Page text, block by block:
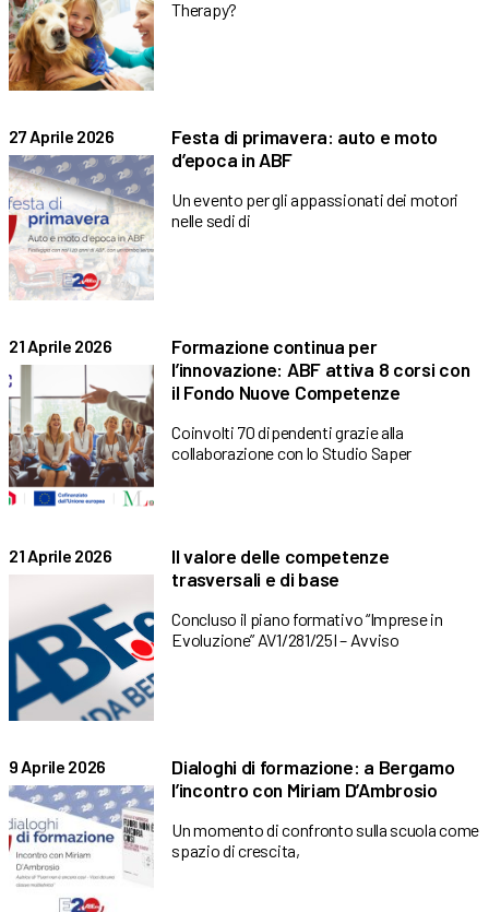
Therapy?
27 Aprile 2026
Festa di primavera: auto e moto
d’epoca in ABF
Un evento per gli appassionati dei motori
nelle sedi di
21 Aprile 2026
Formazione continua per
l’innovazione: ABF attiva 8 corsi con
il Fondo Nuove Competenze
Coinvolti 70 dipendenti grazie alla
collaborazione con lo Studio Saper
21 Aprile 2026
Il valore delle competenze
trasversali e di base
Concluso il piano formativo “Imprese in
Evoluzione” AV1/281/25I – Avviso
9 Aprile 2026
Dialoghi di formazione: a Bergamo
l’incontro con Miriam D’Ambrosio
Un momento di confronto sulla scuola come
spazio di crescita,